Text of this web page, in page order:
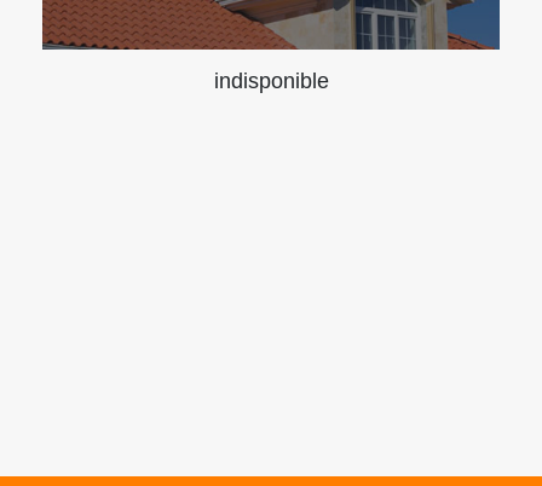
indisponible